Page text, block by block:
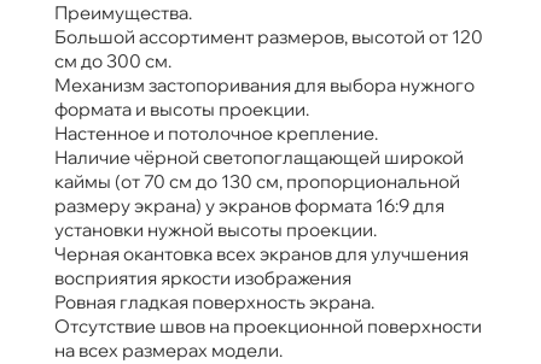
Преимущества.
Большой ассортимент размеров, высотой от 120
см до 300 см.
Механизм застопоривания для выбора нужного
формата и высоты проекции.
Настенное и потолочное крепление.
Наличие чёрной светопоглащающей широкой
каймы (от 70 см до 130 см, пропорциональной
размеру экрана) у экранов формата 16:9 для
установки нужной высоты проекции.
Черная окантовка всех экранов для улучшения
восприятия яркости изображения
Ровная гладкая поверхность экрана.
Отсутствие швов на проекционной поверхности
на всех размерах модели.